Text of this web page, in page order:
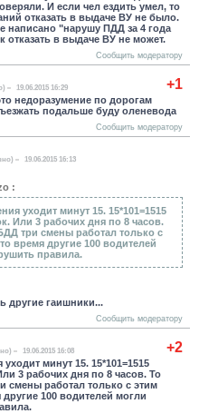
И если чел ездить умел, то
отказать в выдаче ВУ не было.
написано "нарушу ПДД за 4 года
отказать в выдаче ВУ не может.
Сообщить модератору
+1
19.06.2015 16:29
недоразумение по дорогам
подальше буду оленевода
Сообщить модератору
19.06.2015 16:13
:
уходит минут 15. 15*101=1515
Или 3 рабочих дня по 8 часов.
три смены работал только с
время другие 100 водителей
правила.
другие гаишники...
Сообщить модератору
+2
19.06.2015 16:08
минут 15. 15*101=1515
3 рабочих дня по 8 часов. То
смены работал только с этим
100 водителей могли